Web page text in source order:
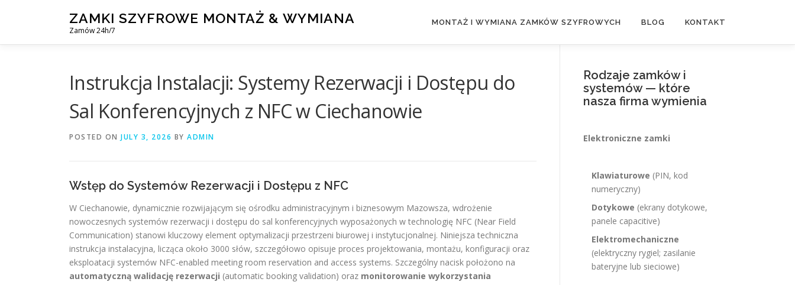
ZAMKI SZYFROWE MONTAŻ & WYMIANA
Zamów 24h/7
MONTAŻ I WYMIANA ZAMKÓW SZYFROWYCH BLOG KONTAKT
Instrukcja Instalacji: Systemy Rezerwacji i Dostępu do
Sal Konferencyjnych z NFC w Ciechanowie
POSTED ON JULY 3, 2026 BY ADMIN
Wstęp do Systemów Rezerwacji i Dostępu z NFC
W Ciechanowie, dynamicznie rozwijającym się ośrodku administracyjnym i biznesowym Mazowsza, wdrożenie
nowoczesnych systemów rezerwacji i dostępu do sal konferencyjnych wyposażonych w technologię NFC (Near Field
Communication) stanowi kluczowy element optymalizacji przestrzeni biurowej i instytucjonalnej. Niniejsza techniczna
instrukcja instalacyjna, licząca około 3000 słów, szczegółowo opisuje proces projektowania, montażu, konfiguracji oraz
eksploatacji systemów NFC-enabled meeting room reservation and access systems. Szczególny nacisk położono na
automatyczną walidację rezerwacji (automatic booking validation) oraz monitorowanie wykorzystania
Rodzaje zamków i
systemów — które
nasza firma wymienia
Elektroniczne zamki
Klawiaturowe (PIN, kod
numeryczny)
Dotykowe (ekrany dotykowe,
panele capacitive)
Elektromechaniczne
(elektryczny rygiel; zasilanie
bateryjne lub sieciowe)